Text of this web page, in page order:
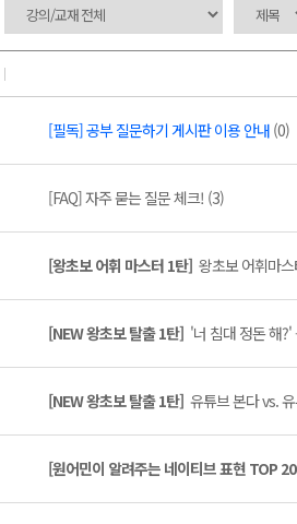
[필독] 공부 질문하기 게시판 이용 안내 (0)
[FAQ] 자주 묻는 질문 체크! (3)
[왕초보 어휘 마스터 1탄] 왕초보 어휘마
[NEW 왕초보 탈출 1탄] '너 침대 정돈 해
[NEW 왕초보 탈출 1탄] 유튜브 본다 vs.
[원어민이 알려주는 네이티브 표현 TOP